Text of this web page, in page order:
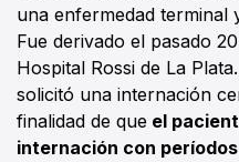
una enfermedad terminal
Fue derivado el pasado
Hospital Rossi de La
solicitó una internación
finalidad de que el
internación con